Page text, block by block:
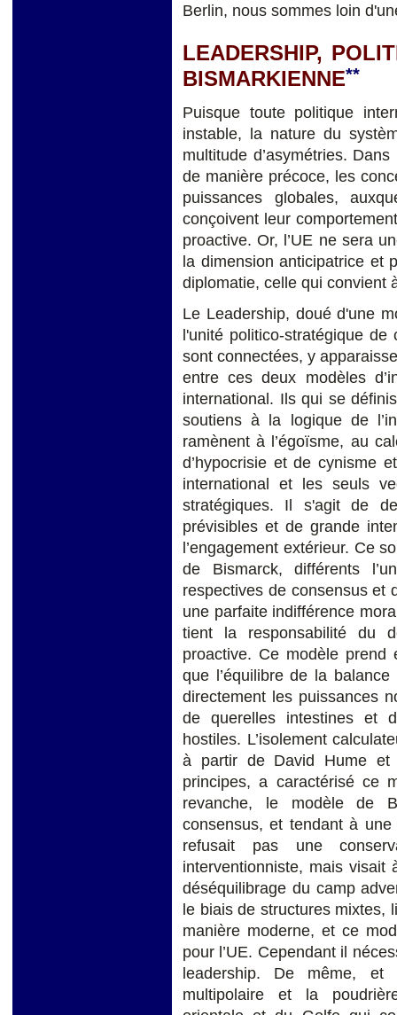
Berlin, nous sommes loin
LEADERSHIP,
BISMARKIENNE**
Puisque toute politique
instable, la nature du
multitude d’asymétries.
de manière précoce, les
puissances globales,
conçoivent leur
proactive. Or, l’UE ne sera
la dimension anticipatrice et
diplomatie, celle qui convient
Le Leadership, doué d'une
l'unité politico-stratégique
sont connectées, y
entre ces deux modèles
international. Ils qui se
soutiens à la logique de
ramènent à l’égoïsme, au
d’hypocrisie et de cynisme
international et les seuls
stratégiques. Il s'agit de
prévisibles et de grande
l’engagement extérieur. Ce
de Bismarck, différents
respectives de consensus et
une parfaite indifférence
tient la responsabilité du
proactive. Ce modèle
que l’équilibre de la
directement les puissances
de querelles intestines et
hostiles. L’isolement
à partir de David Hume et
principes, a caractérisé ce
revanche, le modèle de
consensus, et tendant à
refusait pas une
interventionniste, mais
déséquilibrage du camp
le biais de structures mixtes,
manière moderne, et ce
pour l’UE. Cependant il
leadership. De même,
multipolaire et la